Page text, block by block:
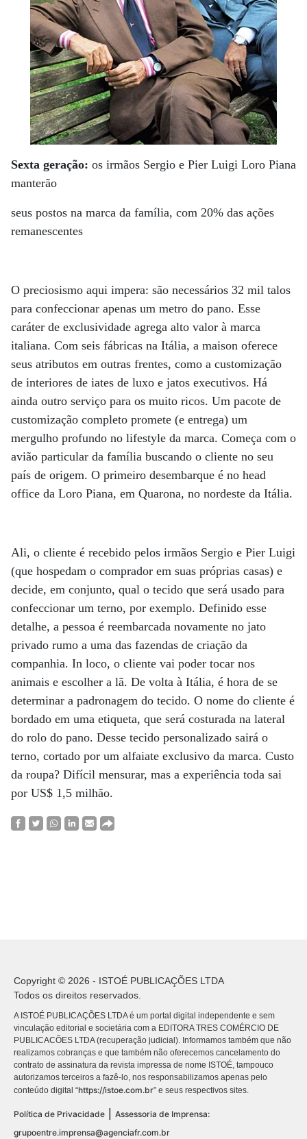
Sexta geração: os irmãos Sergio e Pier Luigi Loro Piana
manterão
seus postos na marca da família, com 20% das ações
remanescentes
O preciosismo aqui impera: são necessários 32 mil talos
para confeccionar apenas um metro do pano. Esse
caráter de exclusividade agrega alto valor à marca
italiana. Com seis fábricas na Itália, a maison oferece
seus atributos em outras frentes, como a customização
de interiores de iates de luxo e jatos executivos. Há
ainda outro serviço para os muito ricos. Um pacote de
customização completo promete (e entrega) um
mergulho profundo no lifestyle da marca. Começa com o
avião particular da família buscando o cliente no seu
país de origem. O primeiro desembarque é no head
office da Loro Piana, em Quarona, no nordeste da Itália.
Ali, o cliente é recebido pelos irmãos Sergio e Pier Luigi
(que hospedam o comprador em suas próprias casas) e
decide, em conjunto, qual o tecido que será usado para
confeccionar um terno, por exemplo. Definido esse
detalhe, a pessoa é reembarcada novamente no jato
privado rumo a uma das fazendas de criação da
companhia. In loco, o cliente vai poder tocar nos
animais e escolher a lã. De volta à Itália, é hora de se
determinar a padronagem do tecido. O nome do cliente é
bordado em uma etiqueta, que será costurada na lateral
do rolo do pano. Desse tecido personalizado sairá o
terno, cortado por um alfaiate exclusivo da marca. Custo
da roupa? Difícil mensurar, mas a experiência toda sai
por US$ 1,5 milhão.
Copyright © 2026 - ISTOÉ PUBLICAÇÕES LTDA
Todos os direitos reservados.
A ISTOÉ PUBLICAÇÕES LTDA é um portal digital independente e sem
vinculação editorial e societária com a EDITORA TRES COMÉRCIO DE
PUBLICACÕES LTDA (recuperação judicial). Informamos também que não
realizamos cobranças e que também não oferecemos cancelamento do
contrato de assinatura da revista impressa de nome ISTOÉ, tampouco
autorizamos terceiros a fazê-lo, nos responsabilizamos apenas pelo
conteúdo digital “https://istoe.com.br” e seus respectivos sites.
Política de Privacidade
Assessoria de Imprensa:
grupoentre.imprensa@agenciafr.com.br